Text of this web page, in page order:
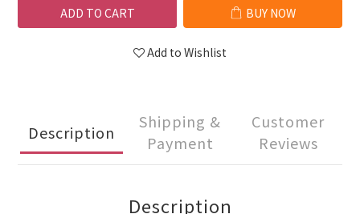
ADD TO CART BUY NOW
Add to Wishlist
Description
Shipping &
Payment
Customer
Reviews
Description